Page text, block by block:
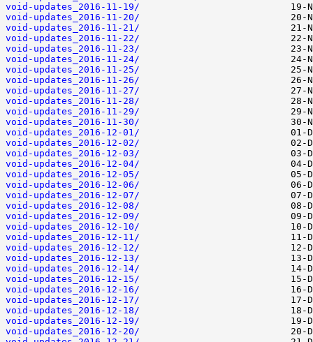
void-updates_2016-11-19/
void-updates_2016-11-20/
void-updates_2016-11-21/
void-updates_2016-11-22/
void-updates_2016-11-23/
void-updates_2016-11-24/
void-updates_2016-11-25/
void-updates_2016-11-26/
void-updates_2016-11-27/
void-updates_2016-11-28/
void-updates_2016-11-29/
void-updates_2016-11-30/
void-updates_2016-12-01/
void-updates_2016-12-02/
void-updates_2016-12-03/
void-updates_2016-12-04/
void-updates_2016-12-05/
void-updates_2016-12-06/
void-updates_2016-12-07/
void-updates_2016-12-08/
void-updates_2016-12-09/
void-updates_2016-12-10/
void-updates_2016-12-11/
void-updates_2016-12-12/
void-updates_2016-12-13/
void-updates_2016-12-14/
void-updates_2016-12-15/
void-updates_2016-12-16/
void-updates_2016-12-17/
void-updates_2016-12-18/
void-updates_2016-12-19/
void-updates_2016-12-20/